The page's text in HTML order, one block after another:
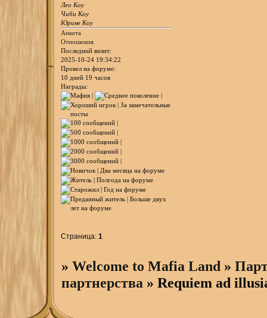
Лео Коу
Чиби Коу
Юрине Коу
Анкета
Отношения
Последний визит:
2025-10-24 19:34:22
Провел на форуме:
10 дней 19 часов
Награды:
Страница:1
»Welcome to Mafia Land »
партнерства »Requiem ad